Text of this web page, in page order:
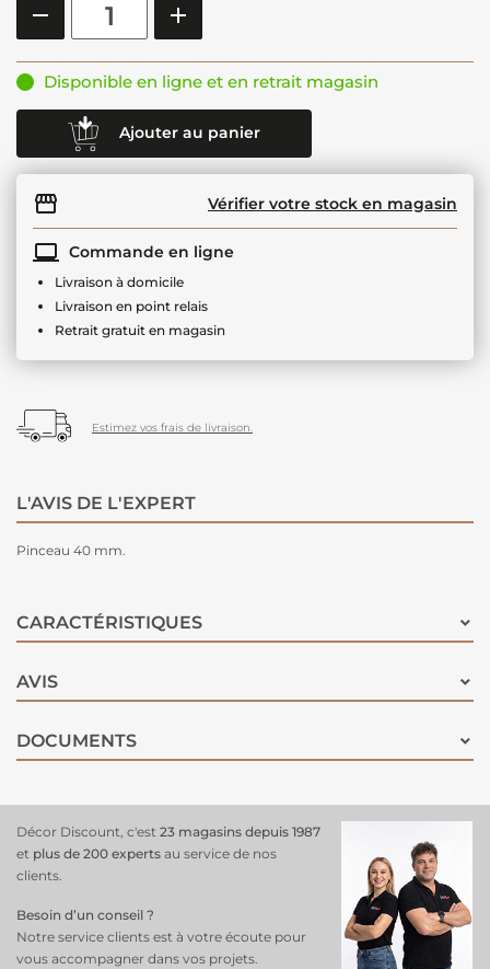
Disponible en ligne et en retrait magasin
Ajouter au panier
Vérifier votre stock en magasin
Commande en ligne
Livraison à domicile
Livraison en point relais
Retrait gratuit en magasin
Estimez vos frais de livraison.
L'AVIS DE L'EXPERT
Pinceau 40 mm.
CARACTÉRISTIQUES
AVIS
DOCUMENTS
Décor Discount, c'est 23 magasins depuis 1987
et plus de 200 experts au service de nos
clients.
Besoin d’un conseil ?
Notre service clients est à votre écoute pour
vous accompagner dans vos projets.